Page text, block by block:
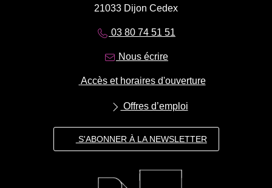
21033 Dijon Cedex
03 80 74 51 51
Nous écrire
Accès et horaires d'ouverture
Offres d’emploi
S'ABONNER À LA NEWSLETTER